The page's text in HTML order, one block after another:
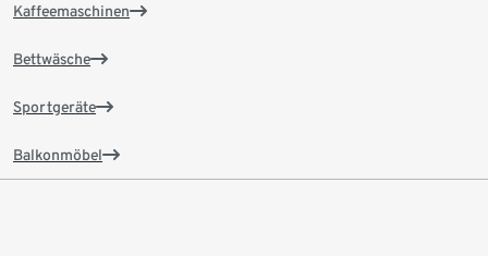
Kaffeemaschinen
Bettwäsche
Sportgeräte
Balkonmöbel